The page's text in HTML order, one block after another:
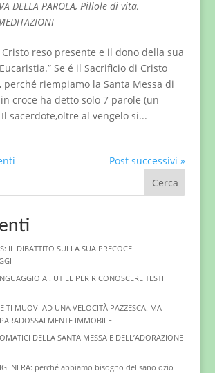
DELLA PAROLA, Pillole di vita,
reso presente e il dono della sua
Se é il Sacrificio di Cristo
perché riempiamo la Santa Messa di
croce ha detto solo 7 parole (un
sacerdote,oltre al vengelo si...
Post successivi »
Cerca
IL DIBATTITO SULLA SUA PRECOCE
AI. UTILE PER RICONOSCERE TESTI
TI MUOVI AD UNA VELOCITÀ PAZZESCA. MA
PARADOSSALMENTE IMMOBILE
DELLA SANTA MESSA E DELL’ADORAZIONE
perché abbiamo bisogno del sano ozio